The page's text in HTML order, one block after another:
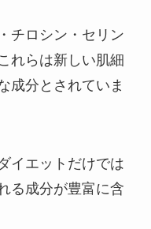
チロシン・セリン
れらは新しい肌細
成分とされていま
イエットだけでは
る成分が豊富に含